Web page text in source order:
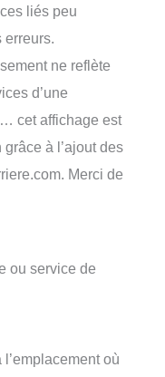
liés peu
erreurs.
ne reflète
d’une
cet affichage est
à l’ajout des
Merci de
ou service de
l’emplacement où